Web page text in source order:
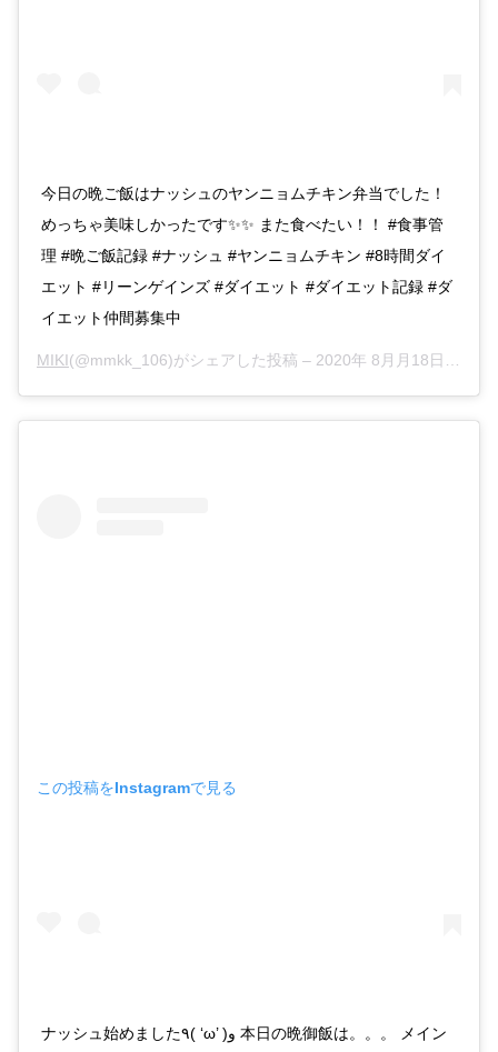
今日の晩ご飯はナッシュのヤンニョムチキン弁当でした！
めっちゃ美味しかったです✨✨ また食べたい！！ #食事管
理 #晩ご飯記録 #ナッシュ #ヤンニョムチキン #8時間ダイ
エット #リーンゲインズ #ダイエット #ダイエット記録 #ダ
イエット仲間募集中
MIKI(@mmkk_106)がシェアした投稿 – 2020年 8月月18日午前5時20分PDT
この投稿をInstagramで見る
ナッシュ始めました٩( ‘ω’ )و 本日の晩御飯は。。。 メイン